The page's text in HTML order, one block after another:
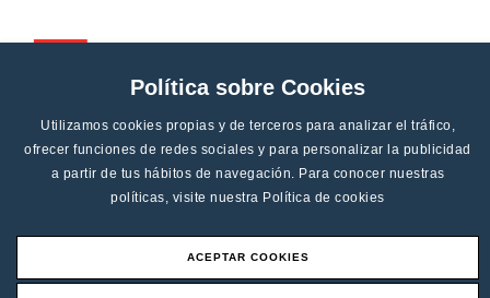
Política sobre Cookies
Utilizamos cookies propias y de terceros para analizar el tráfico,
ofrecer funciones de redes sociales y para personalizar la publicidad
a partir de tus hábitos de navegación. Para conocer nuestras
políticas, visite nuestra Política de cookies
ACEPTAR COOKIES